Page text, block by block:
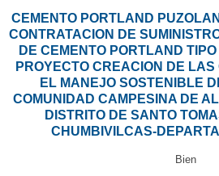
CEMENTO PORTLAND
CONTRATACION DE
DE CEMENTO PORTLAND
PROYECTO CREACION DE
EL MANEJO SOSTENIBLE
COMUNIDAD CAMPESINA DE
DISTRITO DE SANTO
CHUMBIVILCAS-
Bien